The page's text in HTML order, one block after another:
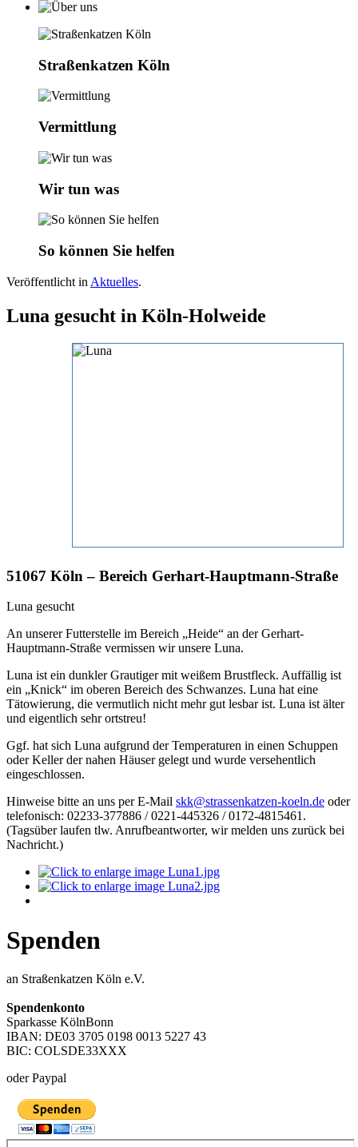
Straßenkatzen Köln
Vermittlung
Wir tun was
So können Sie helfen
Veröffentlicht in Aktuelles.
Luna gesucht in Köln-Holweide
51067 Köln – Bereich Gerhart-Hauptmann-Straße
Luna gesucht
An unserer Futterstelle im Bereich „Heide“ an der Gerhart-
Hauptmann-Straße vermissen wir unsere Luna.
Luna ist ein dunkler Grautiger mit weißem Brustfleck. Auffällig ist
ein „Knick“ im oberen Bereich des Schwanzes. Luna hat eine
Tätowierung, die vermutlich nicht mehr gut lesbar ist. Luna ist älter
und eigentlich sehr ortstreu!
Ggf. hat sich Luna aufgrund der Temperaturen in einen Schuppen
oder Keller der nahen Häuser gelegt und wurde versehentlich
eingeschlossen.
Hinweise bitte an uns per E-Mail skk@strassenkatzen-koeln.de oder
telefonisch: 02233-377886 / 0221-445326 / 0172-4815461.
(Tagsüber laufen tlw. Anrufbeantworter, wir melden uns zurück bei
Nachricht.)
Spenden
an Straßenkatzen Köln e.V.
Spendenkonto
Sparkasse KölnBonn
IBAN: DE03 3705 0198 0013 5227 43
BIC: COLSDE33XXX
oder Paypal